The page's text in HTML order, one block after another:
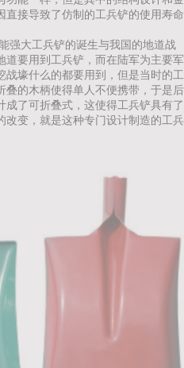
直接导致了仿制的工兵铲的使用寿命
强大工兵铲的诞生与我国的地道战
道要用到工兵铲，而在陆军为主要军
战壕什么的都要用到，但是当时的工
叠的木柄使得单人不便携带，于是后
了可折叠式，这使得工兵铲具有了
改变，就是这种专门设计制造的工兵